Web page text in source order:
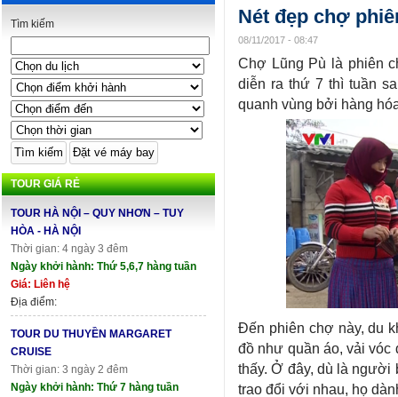
Tìm kiếm
TOUR GIÁ RẺ
TOUR HÀ NỘI – QUY NHƠN – TUY
HÒA - HÀ NỘI
Thời gian: 4 ngày 3 đêm
Ngày khởi hành: Thứ 5,6,7 hàng tuần
Giá: Liên hệ
Địa điểm:
TOUR DU THUYỀN MARGARET
CRUISE
Thời gian: 3 ngày 2 đêm
Ngày khởi hành: Thứ 7 hàng tuần
Nét đẹp chợ
08/11/2017 - 08:47
Chợ Lũng Pù là phiên
diễn ra thứ 7 thì tuần
quanh vùng bởi hàng
Đến phiên chợ này, du
đồ như quần áo, vải vóc
thấy. Ở đây, dù là người
trao đổi với nhau, họ